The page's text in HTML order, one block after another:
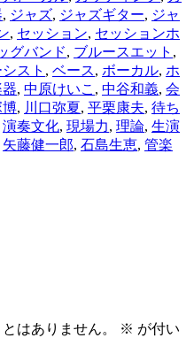
, ジャズ, ジャズギター, ジャ
, セッション, セッションホ
グバンド, ブルースエット ,
スト , ベース, ボーカル, ホ
器, 中原けいこ , 中谷和義, 会
博, 川口弥夏, 平栗康夫, 待ち
演奏文化, 現場力, 理論, 生演
矢藤健一郎, 石島生恵, 管楽
はありません。 ※ が付い